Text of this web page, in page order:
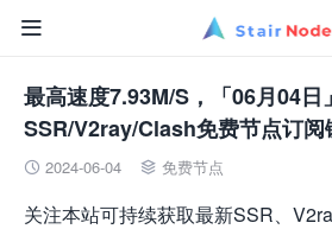

最高速度7.93M/S，「06月04日」
SSR/V2ray/Clash免费节点订阅
 2024-06-04  免费节点
关注本站可持续获取最新SSR、